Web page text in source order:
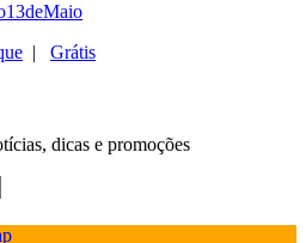
| Grátis
dicas e promoções